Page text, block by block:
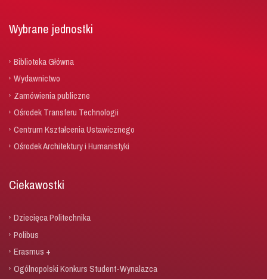
Wybrane jednostki
Biblioteka Główna
Wydawnictwo
Zamówienia publiczne
Ośrodek Transferu Technologii
Centrum Kształcenia Ustawicznego
Ośrodek Architektury i Humanistyki
Ciekawostki
Dziecięca Politechnika
Polibus
Erasmus +
Ogólnopolski Konkurs Student-Wynalazca